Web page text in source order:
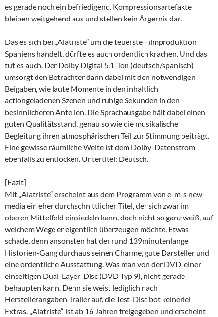
es gerade noch ein befriedigend. Kompressionsartefakte
bleiben weitgehend aus und stellen kein Ärgernis dar.
Das es sich bei „Alatriste“ um die teuerste Filmproduktion
Spaniens handelt, dürfte es auch ordentlich krachen. Und das
tut es auch. Der Dolby Digital 5.1-Ton (deutsch/spanisch)
umsorgt den Betrachter dann dabei mit den notwendigen
Beigaben, wie laute Momente in den inhaltlich
actiongeladenen Szenen und ruhige Sekunden in den
besinnlicheren Anteilen. Die Sprachausgabe hält dabei einen
guten Qualitätsstand, genau so wie die musikalische
Begleitung ihren atmosphärischen Teil zur Stimmung beiträgt.
Eine gewisse räumliche Weite ist dem Dolby-Datenstrom
ebenfalls zu entlocken. Untertitel: Deutsch.
[Fazit]
Mit „Alatriste“ erscheint aus dem Programm von e-m-s new
media ein eher durchschnittlicher Titel, der sich zwar im
oberen Mittelfeld einsiedeln kann, doch nicht so ganz weiß, auf
welchem Wege er eigentlich überzeugen möchte. Etwas
schade, denn ansonsten hat der rund 139minutenlange
Historien-Gang durchaus seinen Charme, gute Darsteller und
eine ordentliche Ausstattung. Was man von der DVD, einer
einseitigen Dual-Layer-Disc (DVD Typ 9), nicht gerade
behaupten kann. Denn sie weist lediglich nach
Herstellerangaben Trailer auf, die Test-Disc bot keinerlei
Extras. „Alatriste“ ist ab 16 Jahren freigegeben und erscheint